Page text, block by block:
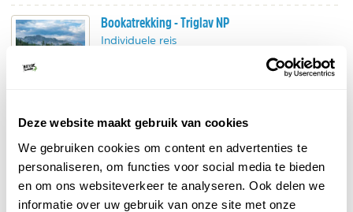
Deze website maakt gebruik van cookies
We gebruiken cookies om content en advertenties te
personaliseren, om functies voor social media te bieden
en om ons websiteverkeer te analyseren. Ook delen we
informatie over uw gebruik van onze site met onze
Bookatrekking - Triglav NP
Individuele reis
Diverse wandelreizen door Triglav NP.
Meerdaagse wandeltochten langs meren.
BEKIJK
Deel deze pagina! DELEN OP FACEBOOK
DELEN OP XDELEN VIA DE MAIL
DELEN OP PINTEREST
DELEN OP